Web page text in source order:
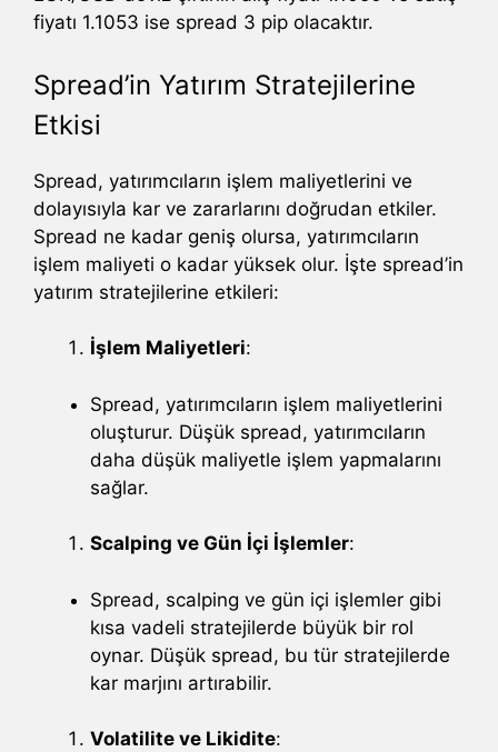
fiyatı 1.1053 ise spread 3 pip olacaktır.
Spread’in Yatırım Stratejilerine
Etkisi
Spread, yatırımcıların işlem maliyetlerini ve
dolayısıyla kar ve zararlarını doğrudan etkiler.
Spread ne kadar geniş olursa, yatırımcıların
işlem maliyeti o kadar yüksek olur. İşte spread’in
yatırım stratejilerine etkileri:
İşlem Maliyetleri:
Spread, yatırımcıların işlem maliyetlerini
oluşturur. Düşük spread, yatırımcıların
daha düşük maliyetle işlem yapmalarını
sağlar.
Scalping ve Gün İçi İşlemler:
Spread, scalping ve gün içi işlemler gibi
kısa vadeli stratejilerde büyük bir rol
oynar. Düşük spread, bu tür stratejilerde
kar marjını artırabilir.
Volatilite ve Likidite: